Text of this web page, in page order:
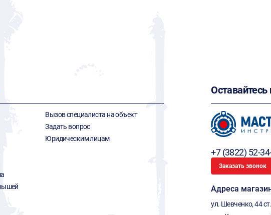
Вызов специалиста на объект
Задать вопрос
Юридическим лицам
Оставайтесь
+7 (3822) 52-
Заказать звонок
Адреса
ул. Шевченко, 44